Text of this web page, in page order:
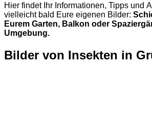
​Hier findet Ihr Informationen, Tipps und
vielleicht bald Eure eigenen Bilder:
Eurem Garten, Balkon oder
Umgebung.
Bilder von Insekten in